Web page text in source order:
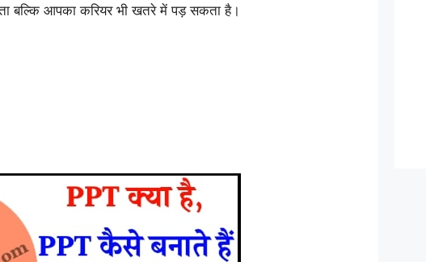
बल्कि आपका करियर भी खतरे में पड़ सकता है।